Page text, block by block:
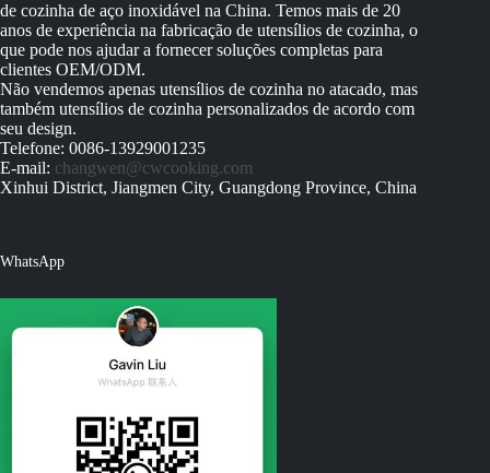
de cozinha de aço inoxidável na China. Temos mais de 20
anos de experiência na fabricação de utensílios de cozinha, o
que pode nos ajudar a fornecer soluções completas para
clientes OEM/ODM.
Não vendemos apenas utensílios de cozinha no atacado, mas
também utensílios de cozinha personalizados de acordo com
seu design.
Telefone: 0086-13929001235
E-mail: changwen@cwcooking.com
Xinhui District, Jiangmen City, Guangdong Province, China
WhatsApp